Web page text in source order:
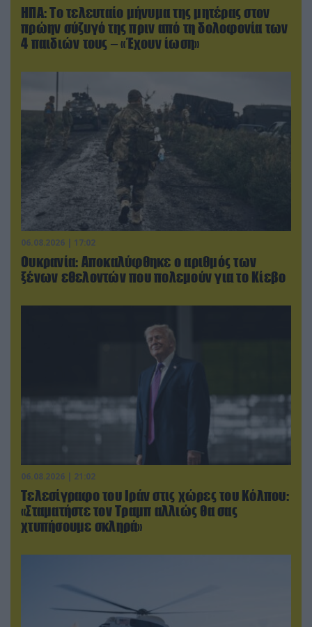
ΗΠΑ: Το τελευταίο μήνυμα της μητέρας στον
πρώην σύζυγό της πριν από τη δολοφονία των
4 παιδιών τους – «Έχουν ίωση»
06.08.2026 | 17:02
Ουκρανία: Αποκαλύφθηκε ο αριθμός των
ξένων εθελοντών που πολεμούν για το Κίεβο
06.08.2026 | 21:02
Τελεσίγραφο του Ιράν στις χώρες του Κόλπου:
«Σταματήστε τον Τραμπ αλλιώς θα σας
χτυπήσουμε σκληρά»